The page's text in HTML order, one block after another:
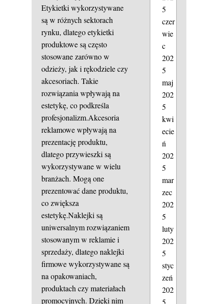
Etykietki wykorzystywane
są w różnych sektorach
rynku, dlatego etykietki
produktowe są często
stosowane zarówno w
odzieży, jak i rękodziele czy
akcesoriach. Takie
rozwiązania wpływają na
estetykę, co podkreśla
profesjonalizm.Akcesoria
reklamowe wpływają na
prezentację produktu,
dlatego przywieszki są
wykorzystywane w wielu
branżach. Mogą one
prezentować dane produktu,
co zwiększa
estetykę.Naklejki są
uniwersalnym rozwiązaniem
stosowanym w reklamie i
sprzedaży, dlatego naklejki
firmowe wykorzystywane są
na opakowaniach,
produktach czy materiałach
promocyjnych. Dzięki nim
5
czer
wie
c
202
5
maj
202
5
kwi
ecie
ń
202
5
mar
zec
202
5
luty
202
5
styc
zeń
202
5